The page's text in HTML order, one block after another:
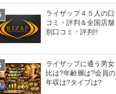
ライザップ４５人の口
コミ・評判＆全国店舗
別口コミ・評判!!
ライザップに通う男女
比は?年齢層は?会員の
年収は?タイプは?